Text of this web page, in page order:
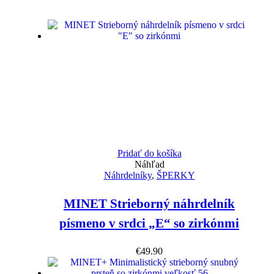
Pridať do košíka
Náhľad
Náhrdelníky, ŠPERKY
MINET Strieborný náhrdelník
písmeno v srdci „E“ so zirkónmi
€49.90